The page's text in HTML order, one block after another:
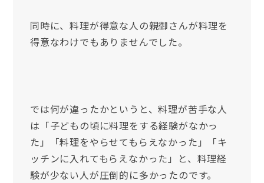
同時に、料理が得意な人の親御さんが料理を
得意なわけでもありませんでした。
では何が違ったかというと、料理が苦手な人
は「子どもの頃に料理をする経験がなかっ
た」「料理をやらせてもらえなかった」「キ
ッチンに入れてもらえなかった」と、料理経
験が少ない人が圧倒的に多かったのです。